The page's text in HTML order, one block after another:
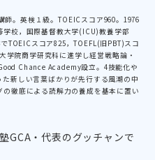
。英検１級。TOEICスコア960。1976
学校，国際基督教大学(ICU)教養学部
TOEICスコア825，TOEFL(旧PBT)スコ
学院商学研究科に進学し経営戦略論・
Chance Academy設立。4技能化や
新しい言葉ばかりが先行する風潮の中
徹底による読解力の養成を基本に置い
GCA・代表のグッチャンで